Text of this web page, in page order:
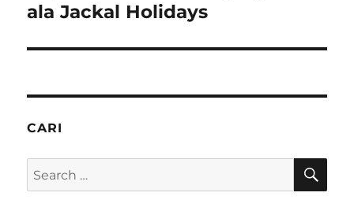
post:
ala Jackal Holidays
CARI
Search
for: